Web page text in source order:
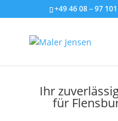
+49 46 08 – 97
Ihr
für